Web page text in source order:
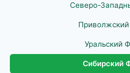
Северо-
Уральский
Сибирский